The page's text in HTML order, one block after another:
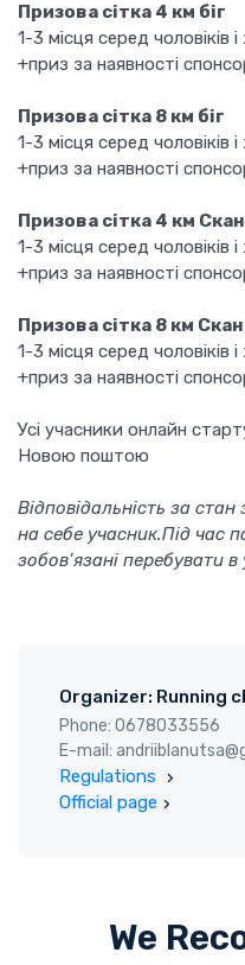
Призова сітка 4 км біг
1-3 місця серед чоловіків
+приз за наявності
Призова сітка 8 км біг
1-3 місця серед чоловіків
+приз за наявності
Призова сітка 4 км
1-3 місця серед чоловіків
+приз за наявності
Призова сітка 8 км
1-3 місця серед чоловіків
+приз за наявності
Усі учасники онлайн
Новою поштою
Відповідальність за стан
на себе учасник.Під час
зобов’язані перебувати в
Organizer: Running
Phone: 0678033556
E-mail:
Regulations
Official page
We